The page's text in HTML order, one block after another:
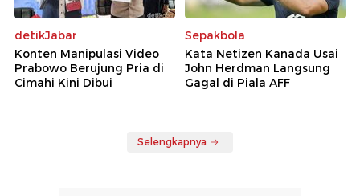
detikJabar
Konten Manipulasi Video
Prabowo Berujung Pria di
Cimahi Kini Dibui
Sepakbola
Kata Netizen Kanada Usai
John Herdman Langsung
Gagal di Piala AFF
Selengkapnya